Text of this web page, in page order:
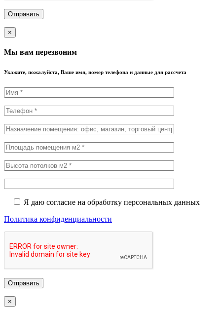
×
Мы вам перезвоним
Укажите, пожалуйста, Ваше имя, номер телефона и данные для рассчета
Я даю согласие на обработку персональных данных
Политика конфиденциальности
×